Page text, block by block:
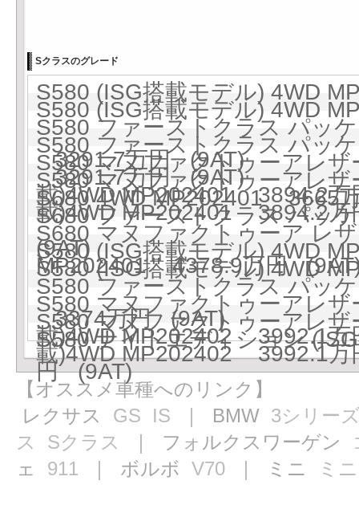
Sクラスのグレード
S580 (ISG搭載モデル) 4WD
S580 (ISG搭載モデル) 4WD
S580 ファーストクラス パッ
3291.7万円 (9AT)
S580 ファーストクラス パッ
3291.7万円 (9AT)
S580 マヌファクトゥーアレ
載)4WD MP202401 3894.2
S580 マヌファクトゥーアレ
載)4WD MP202401 3894.2
S680 4WD MP202401 3665
S680 ファーストクラス パッ
(9AT)
S680 マヌファクトゥーア レ
MP202401 4378.9万円
S580 (ISG搭載モデル) 4WD
S580 (ISG搭載モデル) 4WD
S580 ファーストクラス パッ
3374万円 (9AT)
S580 マヌファクトゥーアレ
載)4WD MP202402 3992.1
S580 マヌファクトゥーアレ
載)4WD MP202402 3992.1
S580 ナイトエディション
円 (9AT)
【オススメ車種へのリンク】
レクサス GS IS ｜ BMW 3シリー
ス
Sクラス ｜ フォルクスワーゲン
ェ 911 ｜ ボルボ V70 ｜ ミニ ミニ